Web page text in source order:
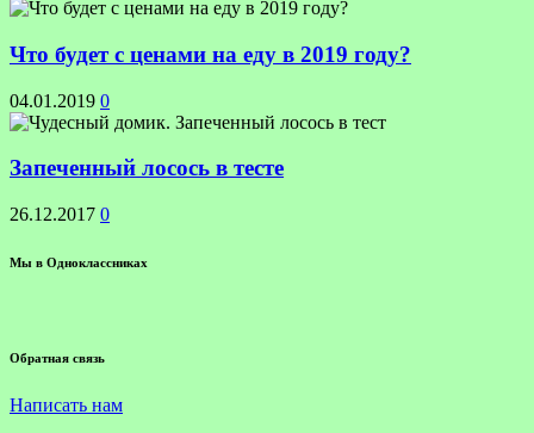
Что будет с ценами на еду в 2019 году?
04.01.2019 0
Запеченный лосось в тесте
26.12.2017 0
Мы в Одноклассниках
Обратная связь
Написать нам